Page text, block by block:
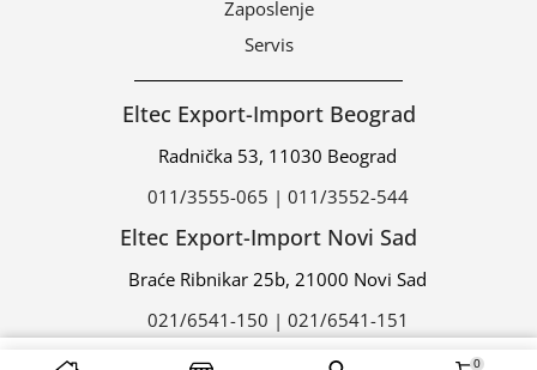
Zaposlenje
Servis
Eltec Export-Import Beograd
Radnička 53, 11030 Beograd
011/3555-065 | 011/3552-544
Eltec Export-Import Novi Sad
Braće Ribnikar 25b, 21000 Novi Sad
021/6541-150 | 021/6541-151
0